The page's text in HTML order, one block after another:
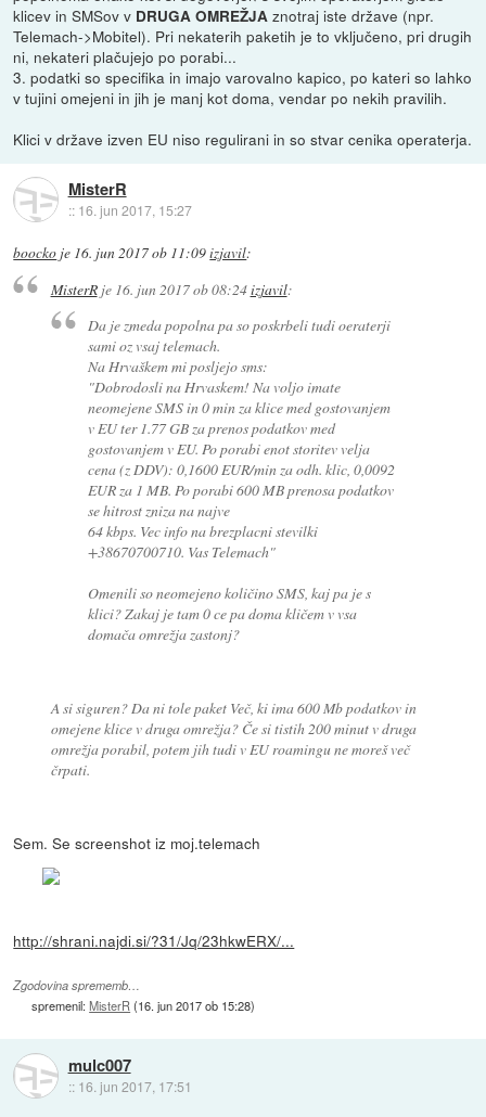
klicev in SMSov v DRUGA OMREŽJA znotraj iste države (npr.
Telemach->Mobitel). Pri nekaterih paketih je to vključeno, pri drugih
ni, nekateri plačujejo po porabi...
3. podatki so specifika in imajo varovalno kapico, po kateri so lahko
v tujini omejeni in jih je manj kot doma, vendar po nekih pravilih.
Klici v države izven EU niso regulirani in so stvar cenika operaterja.
MisterR
:: 16. jun 2017, 15:27
boocko je 16. jun 2017 ob 11:09izjavil:
MisterRje 16. jun 2017 ob 08:24izjavil:
Da je zmeda popolna pa so poskrbeli tudi oeraterji
sami oz vsaj telemach.
Na Hrvaškem mi posljejo sms:
"Dobrodosli na Hrvaskem! Na voljo imate
neomejene SMS in 0 min za klice med gostovanjem
v EU ter 1.77 GB za prenos podatkov med
gostovanjem v EU. Po porabi enot storitev velja
cena (z DDV): 0,1600 EUR/min za odh. klic, 0,0092
EUR za 1 MB. Po porabi 600 MB prenosa podatkov
se hitrost zniza na najve
64 kbps. Vec info na brezplacni stevilki
+38670700710. Vas Telemach"
Omenili so neomejeno količino SMS, kaj pa je s
klici? Zakaj je tam 0 ce pa doma kličem v vsa
domača omrežja zastonj?
A si siguren? Da ni tole paket Več, ki ima 600 Mb podatkov in
omejene klice v druga omrežja? Če si tistih 200 minut v druga
omrežja porabil, potem jih tudi v EU roamingu ne moreš več
črpati.
Sem. Se screenshot iz moj.telemach
http://shrani.najdi.si/?31/Jq/23hkwERX/...
Zgodovina sprememb…
spremenil:MisterR(16. jun 2017 ob 15:28)
mulc007
:: 16. jun 2017, 17:51